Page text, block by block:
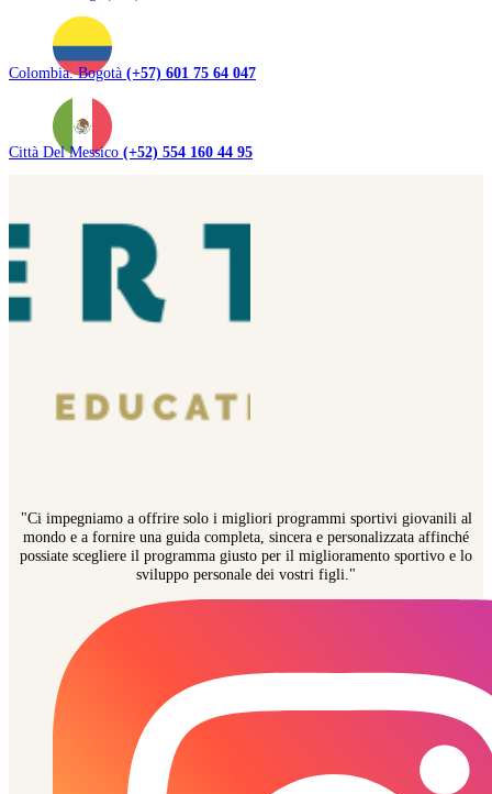
Colombia. Bogotà (+57) 601 75 64 047
Città Del Messico (+52) 554 160 44 95
"Ci impegniamo a offrire solo i migliori programmi sportivi giovanili al
mondo e a fornire una guida completa, sincera e personalizzata affinché
possiate scegliere il programma giusto per il miglioramento sportivo e lo
sviluppo personale dei vostri figli."